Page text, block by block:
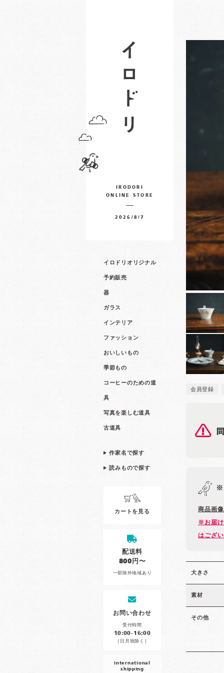
IRODORI
ONLINE STORE
2026/8/7
イロドリオリジナル
予約販売
器
ガラス
インテリア
ファッション
おいしいもの
季節もの
コーヒーのための道
具
写真を楽しむ道具
古道具
作家名で探す
読みもので探す
カートを見る
配送料
800円〜
一部除外地域あり
お問い合わせ
受付時間
10:00-16:00
［日月祝除く］
international
shipping
会員登録
※
商品画
※お届け
はござ
大きさ
素材
その他